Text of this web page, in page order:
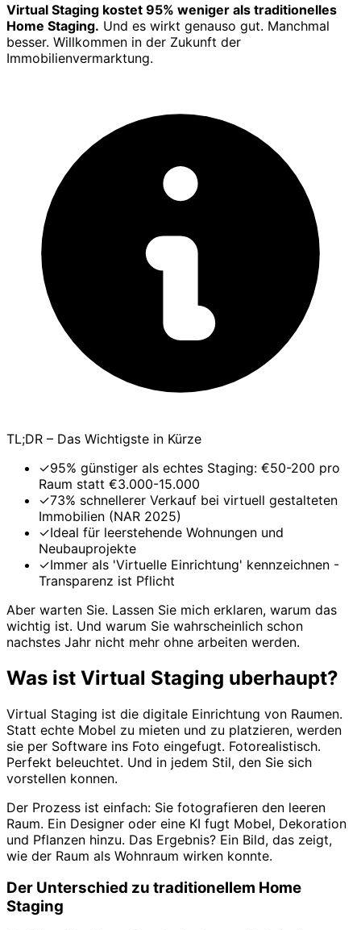
Virtual Staging kostet 95% weniger als traditionelles
Home Staging. Und es wirkt genauso gut. Manchmal
besser. Willkommen in der Zukunft der
Immobilienvermarktung.
TL;DR – Das Wichtigste in Kürze
✓95% günstiger als echtes Staging: €50-200 pro
Raum statt €3.000-15.000
✓73% schnellerer Verkauf bei virtuell gestalteten
Immobilien (NAR 2025)
✓Ideal für leerstehende Wohnungen und
Neubauprojekte
✓Immer als 'Virtuelle Einrichtung' kennzeichnen -
Transparenz ist Pflicht
Aber warten Sie. Lassen Sie mich erklaren, warum das
wichtig ist. Und warum Sie wahrscheinlich schon
nachstes Jahr nicht mehr ohne arbeiten werden.
Was ist Virtual Staging uberhaupt?
Virtual Staging ist die digitale Einrichtung von Raumen.
Statt echte Mobel zu mieten und zu platzieren, werden
sie per Software ins Foto eingefugt. Fotorealistisch.
Perfekt beleuchtet. Und in jedem Stil, den Sie sich
vorstellen konnen.
Der Prozess ist einfach: Sie fotografieren den leeren
Raum. Ein Designer oder eine KI fugt Mobel, Dekoration
und Pflanzen hinzu. Das Ergebnis? Ein Bild, das zeigt,
wie der Raum als Wohnraum wirken konnte.
Der Unterschied zu traditionellem Home
Staging